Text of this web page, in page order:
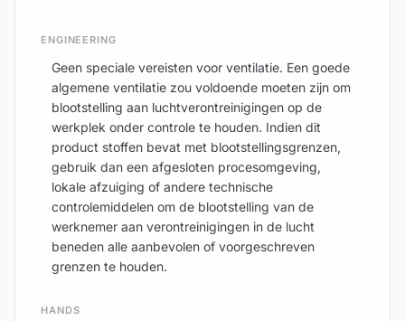
ENGINEERING
Geen speciale vereisten voor ventilatie. Een goede
algemene ventilatie zou voldoende moeten zijn om
blootstelling aan luchtverontreinigingen op de
werkplek onder controle te houden. Indien dit
product stoffen bevat met blootstellingsgrenzen,
gebruik dan een afgesloten procesomgeving,
lokale afzuiging of andere technische
controlemiddelen om de blootstelling van de
werknemer aan verontreinigingen in de lucht
beneden alle aanbevolen of voorgeschreven
grenzen te houden.
HANDS